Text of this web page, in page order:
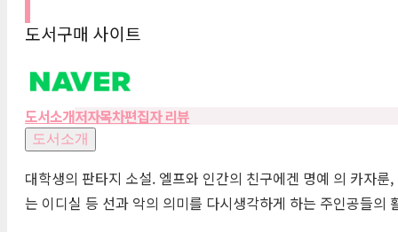
도서구매 사이트
도서소개저자목차편집자 리뷰
도서소개
대학생의 판타지 소설. 엘프와 인간의 친구에겐 명예 의 카자
는 이디실 등 선과 악의 의미를 다시생각하게 하는 주인공들의